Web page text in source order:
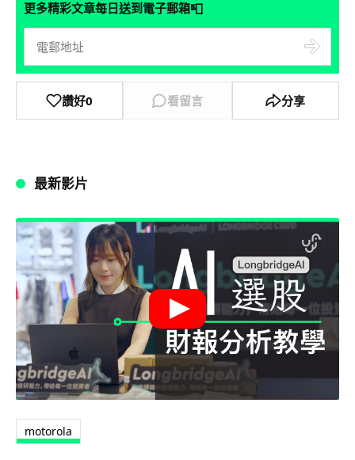
更多精彩文章每日送到電子郵箱📮
讚好0 看留言 分享
最新影片
motorola